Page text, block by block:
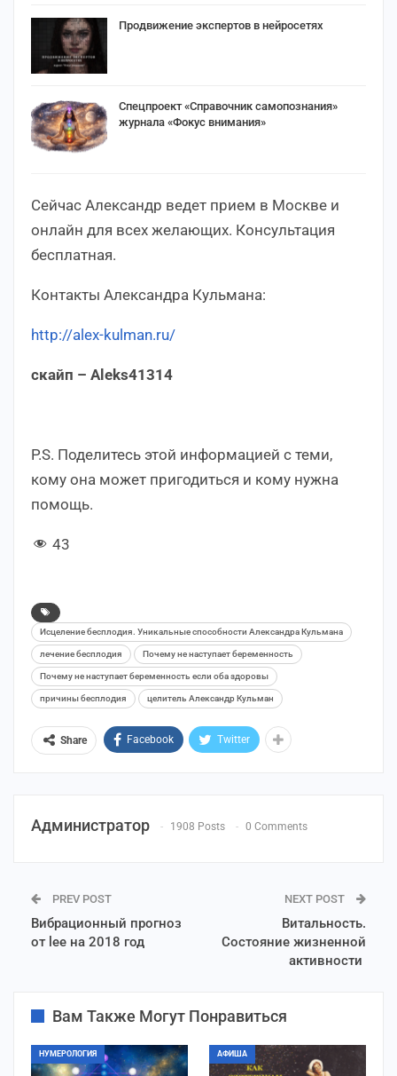
Продвижение экспертов в нейросетях
Спецпроект «Справочник самопознания»
журнала «Фокус внимания»
Сейчас Александр ведет прием в Москве и
онлайн для всех желающих. Консультация
бесплатная.
Контакты Александра Кульмана:
http://alex-kulman.ru/
скайп – Aleks41314
P.S. Поделитесь этой информацией с теми,
кому она может пригодиться и кому нужна
помощь.
43
Исцеление бесплодия. Уникальные способности Александра Кульмана
лечение бесплодия Почему не наступает беременность
Почему не наступает беременность если оба здоровы
причины бесплодия целитель Александр Кульман
Share Facebook Twitter
Администратор 1908 Posts 0 Comments
PREV POST
Вибрационный прогноз
от lee на 2018 год
NEXT POST
Витальность.
Состояние жизненной
активности
Вам Также Могут Понравиться
НУМЕРОЛОГИЯ АФИША